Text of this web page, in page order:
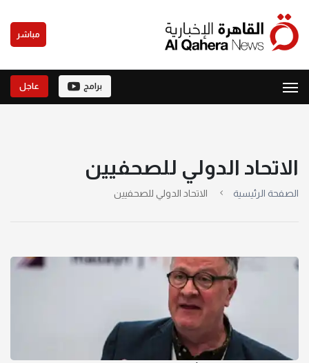
مباشر
برامج عاجل
الاتحاد الدولي للصحفيين
الصفحة الرئيسية الاتحاد الدولي للصحفيين